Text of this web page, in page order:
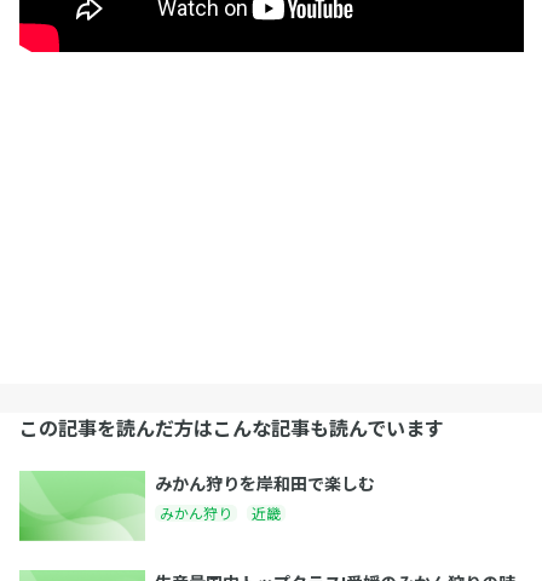
この記事を読んだ方はこんな記事も読んでいます
みかん狩りを岸和田で楽しむ
みかん狩り 近畿